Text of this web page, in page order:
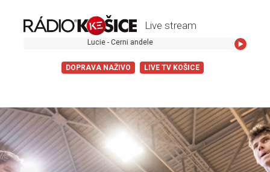
Live stream
Lucie - Cerni andele
DOPRAVA NAŽIVO LIVE TV KOŠICE